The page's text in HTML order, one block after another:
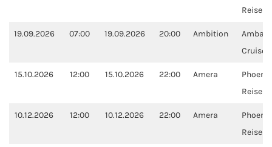
Ostsee-Kreuzfahrt
Reisen
19.09.2026 07:00 19.09.2026 20:00 Ambition
Cruise
15.10.2026 12:00 15.10.2026 22:00 Amera
Phoenix
Reisen
10.12.2026 12:00 10.12.2026 22:00 Amera
Phoenix
Reisen